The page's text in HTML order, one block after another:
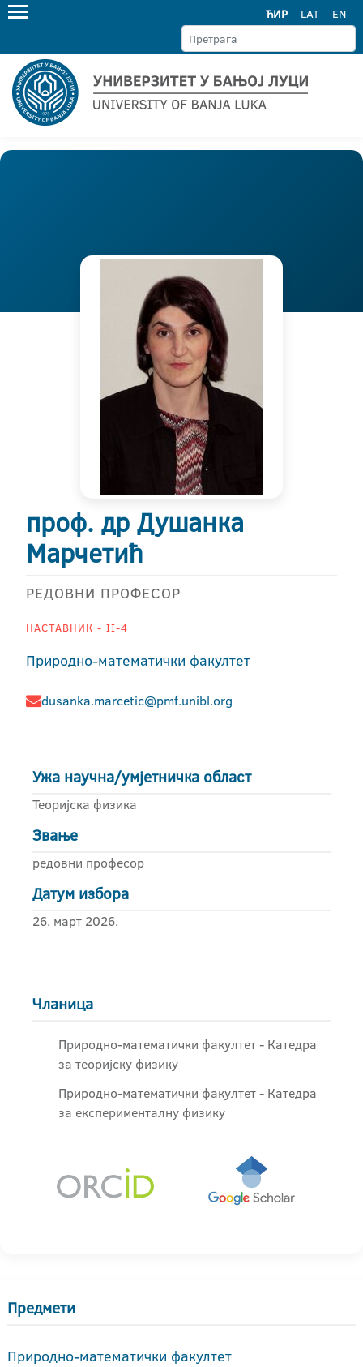
ЋИР LAT EN
проф. др Душанка
Марчетић
РЕДОВНИ ПРОФЕСОР
НАСТАВНИК - II-4
Природно-математички факултет
dusanka.marcetic@pmf.unibl.org
Ужа научна/умјетничка област
Теоријска физика
Звање
редовни професор
Датум избора
26. март 2026.
Чланица
Природно-математички факултет - Катедра
за теоријску физику
Природно-математички факултет - Катедра
за експерименталну физику
Предмети
Природно-математички факултет